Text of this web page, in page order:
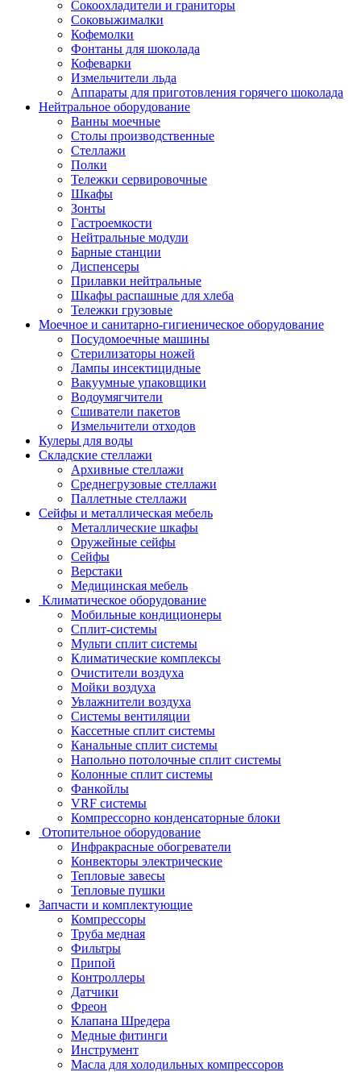
Сокоохладители и граниторы
Соковыжималки
Кофемолки
Фонтаны для шоколада
Кофеварки
Измельчители льда
Аппараты для приготовления горячего шоколада
Нейтральное оборудование
Ванны моечные
Столы производственные
Стеллажи
Полки
Тележки сервировочные
Шкафы
Зонты
Гастроемкости
Нейтральные модули
Барные станции
Диспенсеры
Прилавки нейтральные
Шкафы распашные для хлеба
Тележки грузовые
Моечное и санитарно-гигиеническое оборудование
Посудомоечные машины
Стерилизаторы ножей
Лампы инсектицидные
Вакуумные упаковщики
Водоумягчители
Сшиватели пакетов
Измельчители отходов
Кулеры для воды
Складские стеллажи
Архивные стеллажи
Среднегрузовые стеллажи
Паллетные стеллажи
Сейфы и металлическая мебель
Металлические шкафы
Оружейные сейфы
Сейфы
Верстаки
Медицинская мебель
Климатическое оборудование
Мобильные кондиционеры
Сплит-системы
Мульти сплит системы
Климатические комплексы
Очистители воздуха
Мойки воздуха
Увлажнители воздуха
Системы вентиляции
Кассетные сплит системы
Канальные сплит системы
Напольно потолочные сплит системы
Колонные сплит системы
Фанкойлы
VRF системы
Компрессорно конденсаторные блоки
Отопительное оборудование
Инфракрасные обогреватели
Конвекторы электрические
Тепловые завесы
Тепловые пушки
Запчасти и комплектующие
Компрессоры
Труба медная
Фильтры
Припой
Контроллеры
Датчики
Фреон
Клапана Шредера
Медные фитинги
Инструмент
Масла для холодильных компрессоров